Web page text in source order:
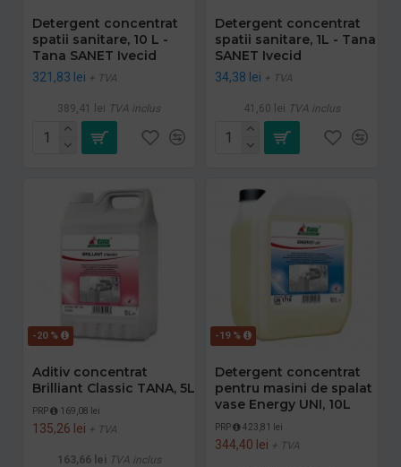
Detergent concentrat
spatii sanitare, 10 L -
Tana SANET Ivecid
321,83 lei + TVA
389,41 lei TVA inclus
Detergent concentrat
spatii sanitare, 1L - Tana
SANET Ivecid
34,38 lei + TVA
41,60 lei TVA inclus
-20 %
Aditiv concentrat
Brilliant Classic TANA, 5L
PRP 169,08 lei
135,26 lei + TVA
163,66 lei TVA inclus
-19 %
Detergent concentrat
pentru masini de spalat
vase Energy UNI, 10L
PRP 423,81 lei
344,40 lei + TVA